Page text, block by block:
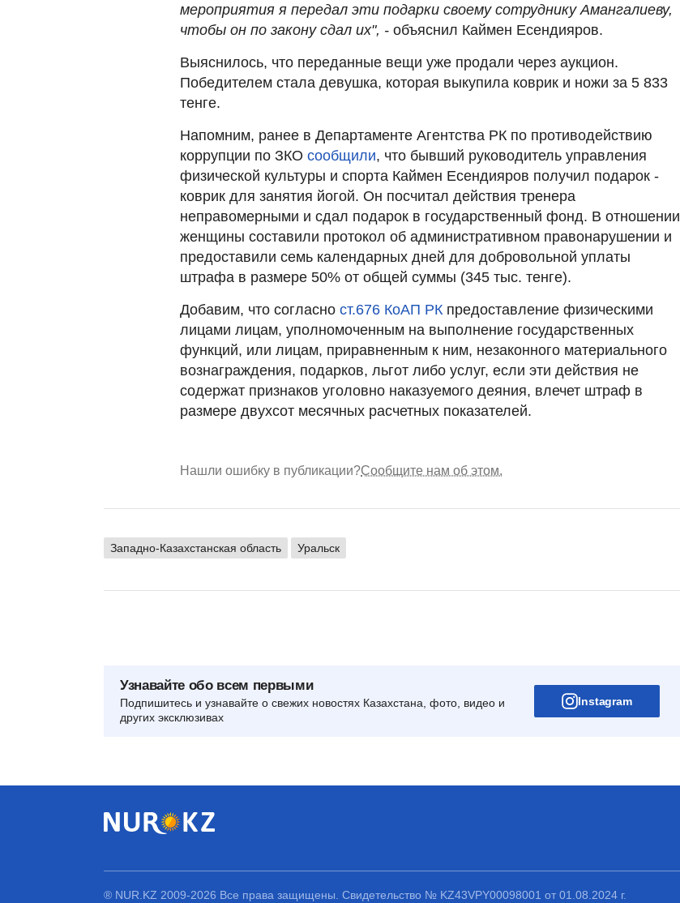
мероприятия я передал эти подарки своему сотруднику Амангалиеву,
чтобы он по закону сдал их", - объяснил Каймен Есендияров.
Выяснилось, что переданные вещи уже продали через аукцион.
Победителем стала девушка, которая выкупила коврик и ножи за 5 833
тенге.
Напомним, ранее в Департаменте Агентства РК по противодействию
коррупции по ЗКО сообщили, что бывший руководитель управления
физической культуры и спорта Каймен Есендияров получил подарок -
коврик для занятия йогой. Он посчитал действия тренера
неправомерными и сдал подарок в государственный фонд. В отношении
женщины составили протокол об административном правонарушении и
предоставили семь календарных дней для добровольной уплаты
штрафа в размере 50% от общей суммы (345 тыс. тенге).
Добавим, что согласно ст.676 КоАП РК предоставление физическими
лицами лицам, уполномоченным на выполнение государственных
функций, или лицам, приравненным к ним, незаконного материального
вознаграждения, подарков, льгот либо услуг, если эти действия не
содержат признаков уголовно наказуемого деяния, влечет штраф в
размере двухсот месячных расчетных показателей.
Нашли ошибку в публикации?Сообщите нам об этом.
Западно-Казахстанская область Уральск
Узнавайте обо всем первыми
Подпишитесь и узнавайте о свежих новостях Казахстана, фото, видео и
других эксклюзивах
Instagram
® NUR.KZ 2009-2026 Все права защищены. Свидетельство № KZ43VPY00098001 от 01.08.2024 г.